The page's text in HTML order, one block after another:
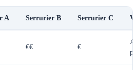
A Serrurier B Serrurier C
€€ €
A